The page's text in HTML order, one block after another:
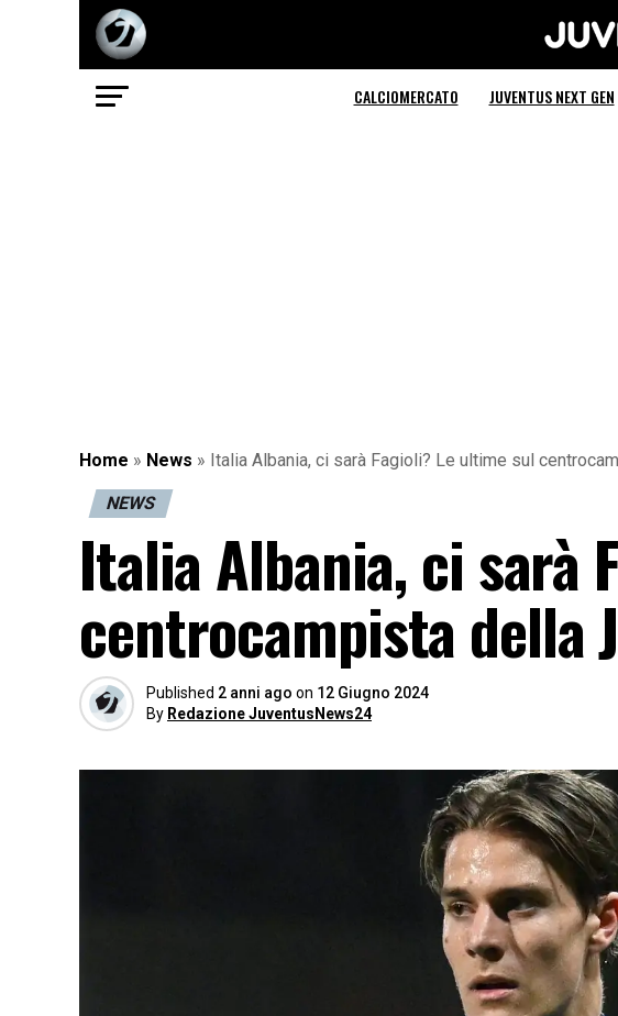
CALCIOMERCATO JUVENTUS NEXT GEN
Home » News » Italia Albania, ci sarà Fagioli? Le ultime sul
NEWS
Italia Albania, ci sarà
centrocampista della
Published 2 anni ago on 12 Giugno 2024
By Redazione JuventusNews24